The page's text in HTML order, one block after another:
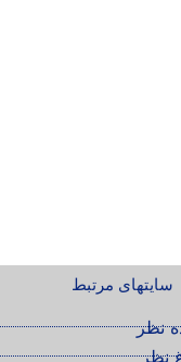
سایتهای مرتبط
نظر
نظر